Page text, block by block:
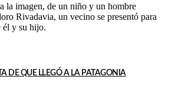
la imagen, de un niño y un hombre
Rivadavia, un vecino se presentó para
él y su hijo.
DE QUE LLEGÓ A LA PATAGONIA